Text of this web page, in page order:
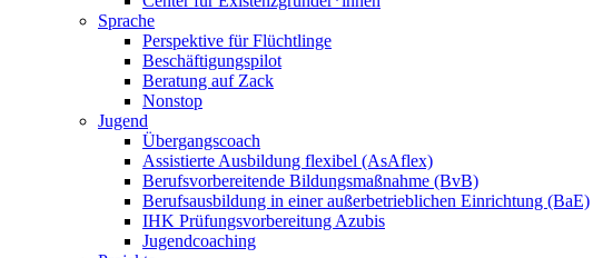
Sprache
Perspektive für Flüchtlinge
Beschäftigungspilot
Beratung auf Zack
Nonstop
Jugend
Übergangscoach
Assistierte Ausbildung flexibel (AsAflex)
Berufsvorbereitende Bildungsmaßnahme (BvB)
Berufsausbildung in einer außerbetrieblichen Einrichtung (BaE)
IHK Prüfungsvorbereitung Azubis
Jugendcoaching